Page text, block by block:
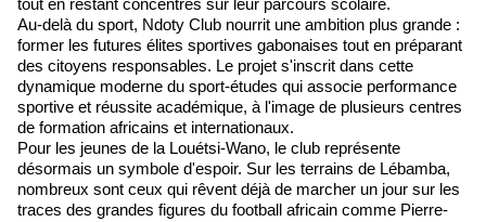
tout en restant concentrés sur leur parcours scolaire.
Au-delà du sport, Ndoty Club nourrit une ambition plus grande :
former les futures élites sportives gabonaises tout en préparant
des citoyens responsables. Le projet s'inscrit dans cette
dynamique moderne du sport-études qui associe performance
sportive et réussite académique, à l'image de plusieurs centres
de formation africains et internationaux.
Pour les jeunes de la Louétsi-Wano, le club représente
désormais un symbole d'espoir. Sur les terrains de Lébamba,
nombreux sont ceux qui rêvent déjà de marcher un jour sur les
traces des grandes figures du football africain comme Pierre-